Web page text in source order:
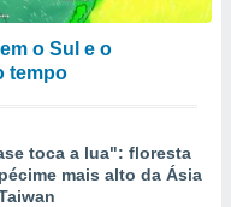
o Sul e o
tempo
toca a lua": floresta
mais alto da Ásia